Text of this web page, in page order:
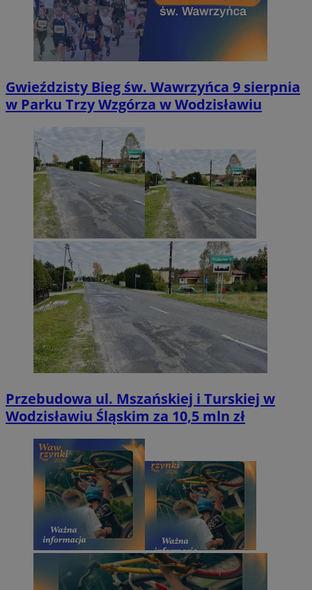
Gwieździsty Bieg św. Wawrzyńca 9 sierpnia
w Parku Trzy Wzgórza w Wodzisławiu
Przebudowa ul. Mszańskiej i Turskiej w
Wodzisławiu Śląskim za 10,5 mln zł